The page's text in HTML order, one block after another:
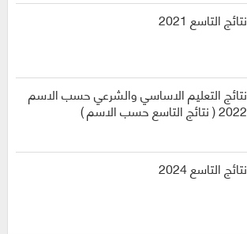
نتائج التاسع 2021
نتائج التعليم الاساسي والشرعي حسب الاسم
2022 ( نتائج التاسع حسب الاسم )
نتائج التاسع 2024